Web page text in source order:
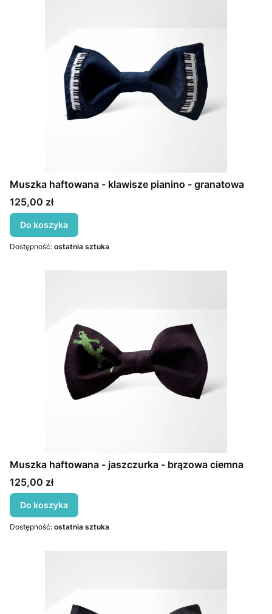
Muszka haftowana - klawisze pianino - granatowa
Cena
125,00 zł
Do koszyka
Dostępność: ostatnia sztuka
Muszka haftowana - jaszczurka - brązowa ciemna
Cena
125,00 zł
Do koszyka
Dostępność: ostatnia sztuka